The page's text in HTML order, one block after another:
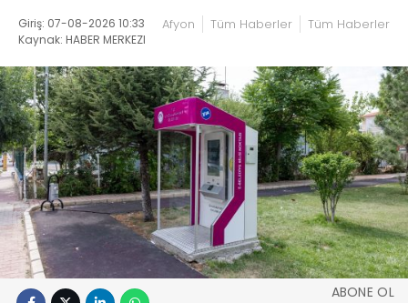
Giriş: 07-08-2026 10:33
Kaynak: HABER MERKEZI
Afyon Tüm Haberler Tüm Haberler
ABONE OL